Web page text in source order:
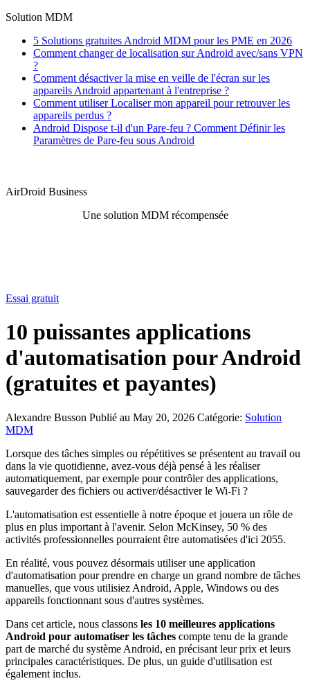
Solution MDM
5 Solutions gratuites Android MDM pour les PME en 2026
Comment changer de localisation sur Android avec/sans VPN
?
Comment désactiver la mise en veille de l'écran sur les
appareils Android appartenant à l'entreprise ?
Comment utiliser Localiser mon appareil pour retrouver les
appareils perdus ?
Android Dispose t-il d'un Pare-feu ? Comment Définir les
Paramètres de Pare-feu sous Android
AirDroid Business
Une solution MDM récompensée
Essai gratuit
10 puissantes applications
d'automatisation pour Android
(gratuites et payantes)
Alexandre Busson Publié au May 20, 2026 Catégorie: Solution
MDM
Lorsque des tâches simples ou répétitives se présentent au travail ou
dans la vie quotidienne, avez-vous déjà pensé à les réaliser
automatiquement, par exemple pour contrôler des applications,
sauvegarder des fichiers ou activer/désactiver le Wi-Fi ?
L'automatisation est essentielle à notre époque et jouera un rôle de
plus en plus important à l'avenir. Selon McKinsey, 50 % des
activités professionnelles pourraient être automatisées d'ici 2055.
En réalité, vous pouvez désormais utiliser une application
d'automatisation pour prendre en charge un grand nombre de tâches
manuelles, que vous utilisiez Android, Apple, Windows ou des
appareils fonctionnant sous d'autres systèmes.
Dans cet article, nous classons les 10 meilleures applications
Android pour automatiser les tâches compte tenu de la grande
part de marché du système Android, en précisant leur prix et leurs
principales caractéristiques. De plus, un guide d'utilisation est
également inclus.